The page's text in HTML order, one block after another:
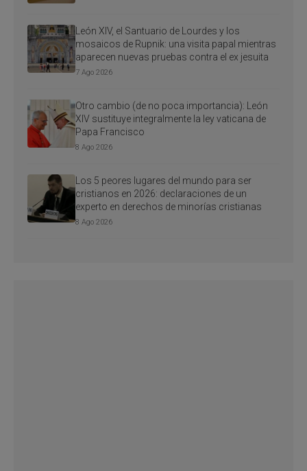
León XIV, el Santuario de Lourdes y los
mosaicos de Rupnik: una visita papal mientras
aparecen nuevas pruebas contra el ex jesuita
7 Ago 2026
Otro cambio (de no poca importancia): León
XIV sustituye integralmente la ley vaticana de
Papa Francisco
8 Ago 2026
Los 5 peores lugares del mundo para ser
cristianos en 2026: declaraciones de un
experto en derechos de minorías cristianas
8 Ago 2026